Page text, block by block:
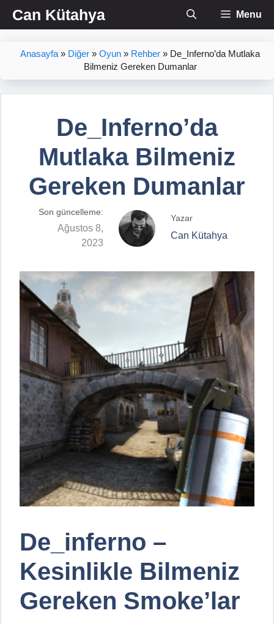
İçeriğe
atlaCan Kütahya Menu
Anasayfa » Diğer » Oyun » Rehber » De_Inferno’da Mutlaka
Bilmeniz Gereken Dumanlar
De_Inferno’da
Mutlaka Bilmeniz
Gereken Dumanlar
Son güncelleme:
Ağustos 8,
2023
Yazar
Can Kütahya
De_inferno –
Kesinlikle Bilmeniz
Gereken Smoke’lar